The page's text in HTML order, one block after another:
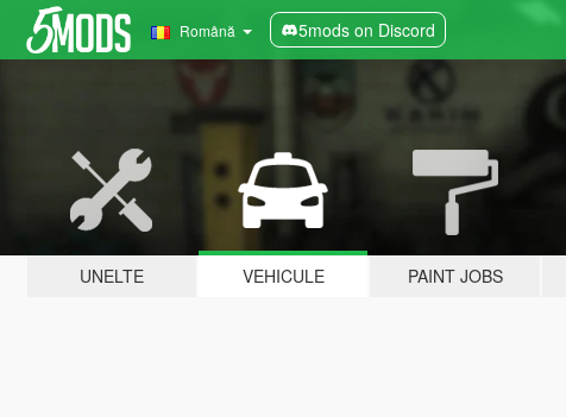
Română 5mods on Discord
UNELTE VEHICULE PAINT JOBS